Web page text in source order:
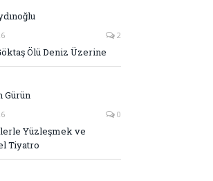
2
Ölü Deniz Üzerine
Gürün
0
Yüzleşmek ve
Tiyatro